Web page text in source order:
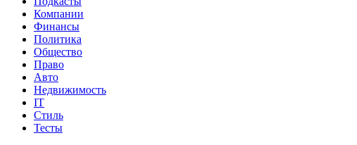
Компании
Финансы
Политика
Общество
Право
Авто
Недвижимость
IT
Стиль
Тесты